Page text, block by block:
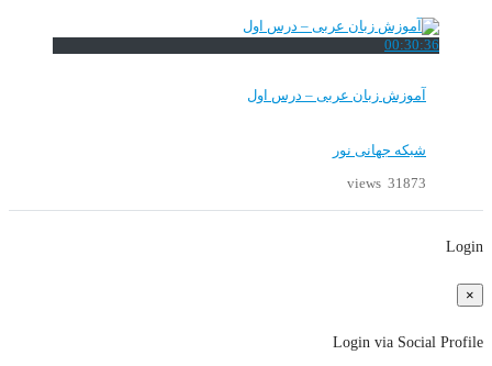
00:30:36
آموزش زبان عربی – درس اول
شبکه جهانی نور
31873 views
Login
×
Login via Social Profile